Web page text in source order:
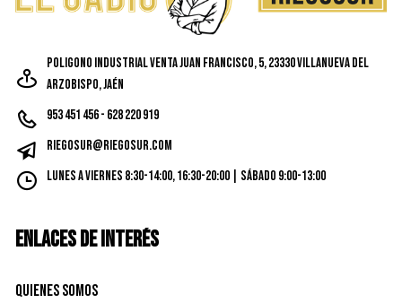
Poligono Industrial Venta Juan Francisco, 5, 23330 Villanueva del
Arzobispo, Jaén
953 451 456 - 628 220 919
riegosur@riegosur.com
Lunes a Viernes 8:30-14:00, 16:30-20:00 | Sábado 9:00-13:00
ENLACES DE INTERÉS
Quienes Somos